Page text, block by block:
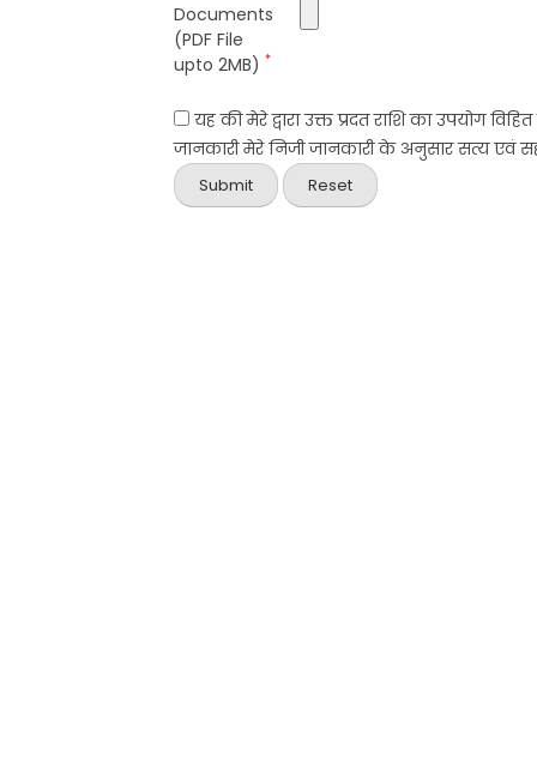
Documents
(PDF File
upto 2MB) *
यह की मेरे द्वारा उक्त प्रदत राशि का उपयोग
जानकारी मेरे निजी जानकारी के अनुसार सत्य एवं